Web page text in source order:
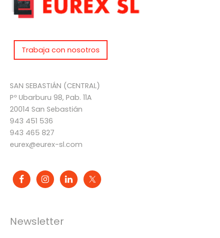
Trabaja con nosotros
SAN SEBASTIÁN (CENTRAL)
Pº Ubarburu 98, Pab. 11A
20014 San Sebastián
943 451 536
943 465 827
eurex@eurex-sl.com
Newsletter